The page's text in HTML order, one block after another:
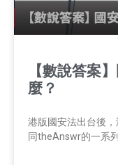
【數說答案
麼？
港版國安法出台後
同theAnswr的一系